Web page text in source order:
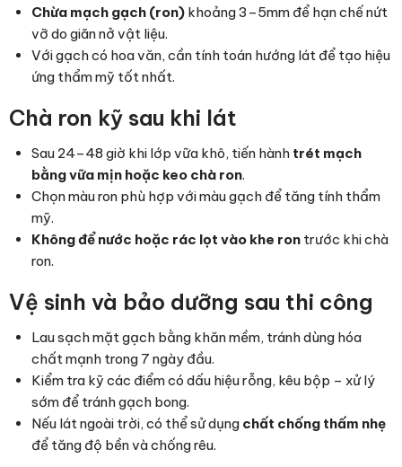
Chừa mạch gạch (ron) khoảng 3–5mm để hạn chế nứt
vỡ do giãn nở vật liệu.
Với gạch có hoa văn, cần tính toán hướng lát để tạo hiệu
ứng thẩm mỹ tốt nhất.
Chà ron kỹ sau khi lát
Sau 24–48 giờ khi lớp vữa khô, tiến hành trét mạch
bằng vữa mịn hoặc keo chà ron.
Chọn màu ron phù hợp với màu gạch để tăng tính thẩm
mỹ.
Không để nước hoặc rác lọt vào khe ron trước khi chà
ron.
Vệ sinh và bảo dưỡng sau thi công
Lau sạch mặt gạch bằng khăn mềm, tránh dùng hóa
chất mạnh trong 7 ngày đầu.
Kiểm tra kỹ các điểm có dấu hiệu rỗng, kêu bộp – xử lý
sớm để tránh gạch bong.
Nếu lát ngoài trời, có thể sử dụng chất chống thấm nhẹ
để tăng độ bền và chống rêu.